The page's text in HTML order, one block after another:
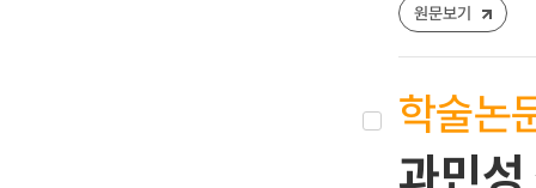
원문보기
학술논
과민